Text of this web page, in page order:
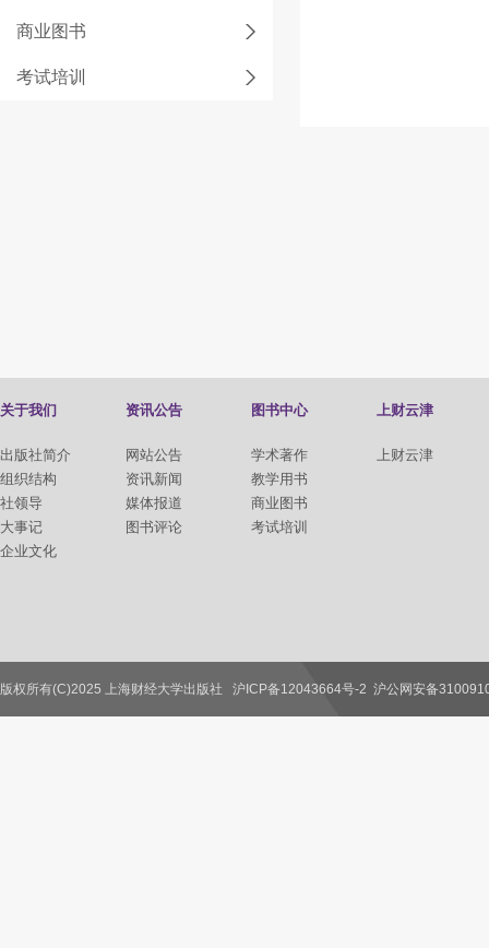
商业图书
考试培训
关于我们
出版社简介
组织结构
社领导
大事记
企业文化
资讯公告
网站公告
资讯新闻
媒体报道
图书评论
图书中心
学术著作
教学用书
商业图书
考试培训
上财云津
上财云津
联系我们
版权所有(C)2025 上海财经大学出版社 沪ICP备12043664号-2 沪公网安备